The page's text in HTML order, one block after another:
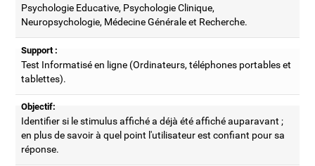
Psychologie Educative, Psychologie Clinique,
Neuropsychologie, Médecine Générale et Recherche.
Support :
Test Informatisé en ligne (Ordinateurs, téléphones portables et
tablettes).
Objectif:
Identifier si le stimulus affiché a déjà été affiché auparavant ;
en plus de savoir à quel point l'utilisateur est confiant pour sa
réponse.